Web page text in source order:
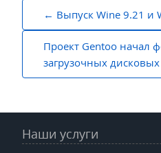
Навигация
по
записям
Выпуск Wine 9.21 и
Проект Gentoo начал
загрузочных
Наши услуги